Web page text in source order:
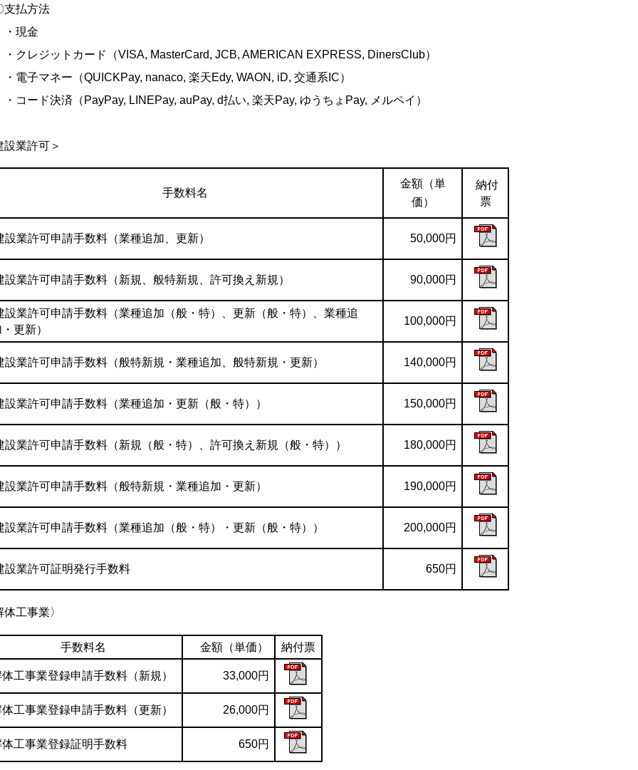
払方法
金
レジットカード（VISA, MasterCard, JCB, AMERICAN EXPRESS, DinersClub）
子マネー（QUICKPay, nanaco, 楽天Edy, WAON, iD, 交通系 IC）
ード決済（ PayPay, LINEPay, auPay, d払い, 楽天Pay, ゆうちょ Pay, メルペイ）
設業許可＞
手数料名
金額（単
価）
納付
票
設業許可申請手数料（業種追加、更新） 50,000円
設業許可申請手数料（新規、般特新規、許可換え新規） 90,000円
設業許可申請手数料（業種追加（般・特）、更新（般・特）、業種追
更新）
100,000円
設業許可申請手数料（般特新規・業種追加、般特新規・更新） 140,000円
設業許可申請手数料（業種追加・更新（般・特）） 150,000円
設業許可申請手数料（新規（般・特）、許可換え新規（般・特）） 180,000円
設業許可申請手数料（般特新規・業種追加・更新） 190,000円
設業許可申請手数料（業種追加（般・特）・更新（般・特）） 200,000円
設業許可証明発行手数料 650円
体工事業〉
手数料名 金額（単価） 納付票
工事業登録申請手数料（新規） 33,000円
体工事業登録申請手数料（更新） 26,000円
体工事業登録証明手数料 650円